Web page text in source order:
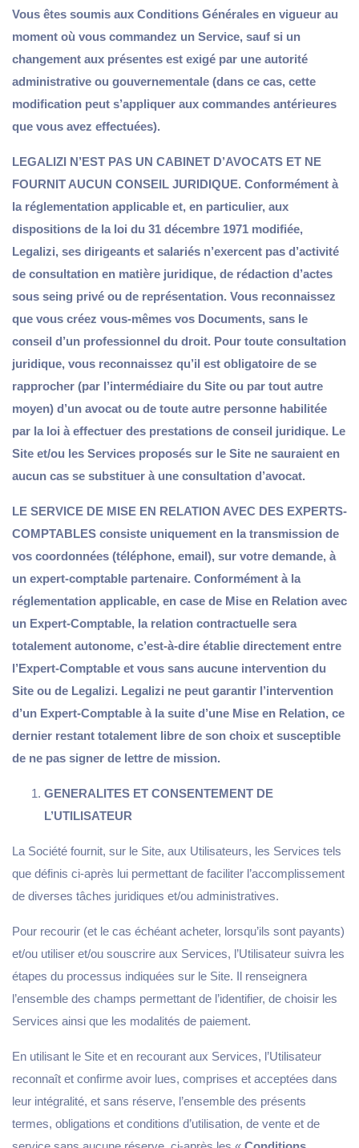
Vous êtes soumis aux Conditions Générales en vigueur au
moment où vous commandez un Service, sauf si un
changement aux présentes est exigé par une autorité
administrative ou gouvernementale (dans ce cas, cette
modification peut s’appliquer aux commandes antérieures
que vous avez effectuées).
LEGALIZI N’EST PAS UN CABINET D’AVOCATS ET NE
FOURNIT AUCUN CONSEIL JURIDIQUE. Conformément à
la réglementation applicable et, en particulier, aux
dispositions de la loi du 31 décembre 1971 modifiée,
Legalizi, ses dirigeants et salariés n’exercent pas d’activité
de consultation en matière juridique, de rédaction d’actes
sous seing privé ou de représentation. Vous reconnaissez
que vous créez vous-mêmes vos Documents, sans le
conseil d’un professionnel du droit. Pour toute consultation
juridique, vous reconnaissez qu’il est obligatoire de se
rapprocher (par l’intermédiaire du Site ou par tout autre
moyen) d’un avocat ou de toute autre personne habilitée
par la loi à effectuer des prestations de conseil juridique. Le
Site et/ou les Services proposés sur le Site ne sauraient en
aucun cas se substituer à une consultation d’avocat.
LE SERVICE DE MISE EN RELATION AVEC DES EXPERTS-
COMPTABLES consiste uniquement en la transmission de
vos coordonnées (téléphone, email), sur votre demande, à
un expert-comptable partenaire. Conformément à la
réglementation applicable, en case de Mise en Relation avec
un Expert-Comptable, la relation contractuelle sera
totalement autonome, c’est-à-dire établie directement entre
l’Expert-Comptable et vous sans aucune intervention du
Site ou de Legalizi. Legalizi ne peut garantir l’intervention
d’un Expert-Comptable à la suite d’une Mise en Relation, ce
dernier restant totalement libre de son choix et susceptible
de ne pas signer de lettre de mission.
GENERALITES ET CONSENTEMENT DE
L’UTILISATEUR
La Société fournit, sur le Site, aux Utilisateurs, les Services tels
que définis ci-après lui permettant de faciliter l’accomplissement
de diverses tâches juridiques et/ou administratives.
Pour recourir (et le cas échéant acheter, lorsqu’ils sont payants)
et/ou utiliser et/ou souscrire aux Services, l’Utilisateur suivra les
étapes du processus indiquées sur le Site. Il renseignera
l’ensemble des champs permettant de l’identifier, de choisir les
Services ainsi que les modalités de paiement.
En utilisant le Site et en recourant aux Services, l’Utilisateur
reconnaît et confirme avoir lues, comprises et acceptées dans
leur intégralité, et sans réserve, l’ensemble des présents
termes, obligations et conditions d’utilisation, de vente et de